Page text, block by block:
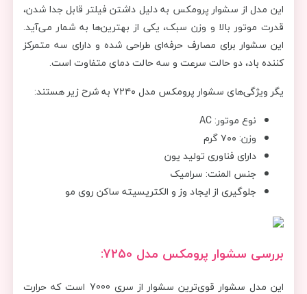
این مدل از سشوار پرومکس به دلیل داشتن فیلتر قابل جدا شدن،
قدرت موتور بالا و وزن سبک، یکی از بهترین‌ها به شمار می‌آید.
این سشوار برای مصارف حرفه‌ای طراحی شده و دارای سه متمرکز
کننده باد، دو حالت سرعت و سه حالت دمای متفاوت است.
یگر ویژگی‌های سشوار پرومکس مدل ۷۲۴۰ به شرح زیر هستند:
نوع موتور: AC
وزن: ۷۰۰ گرم
دارای فناوری تولید یون
جنس المنت: سرامیک
جلوگیری از ایجاد وز و الکتریسیته ساکن روی مو
بررسی سشوار پرومکس مدل 7250:
این مدل سشوار قوی‌ترین سشوار از سری 7000 است که حرارت